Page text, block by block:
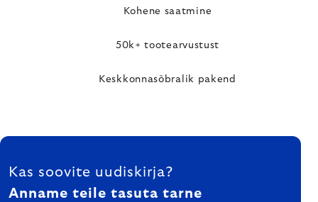
Kohene saatmine
50k+ tootearvustust
Keskkonnasõbralik pakend
FOOTER
Kas soovite uudiskirja?
Anname teile tasuta tarne